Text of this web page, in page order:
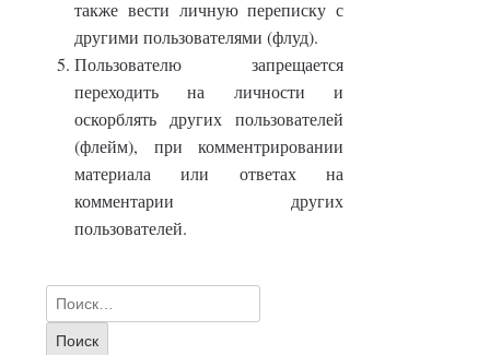
также вести личную переписку с
другими пользователями (флуд).
Пользователю запрещается
переходить на личности и
оскорблять других пользователей
(флейм), при комментрировании
материала или ответах на
комментарии других
пользователей.